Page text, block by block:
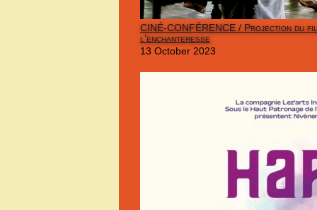
CINÉ-CONFÉRENCE / Projection du
l’enchanteresse
13 October 2023